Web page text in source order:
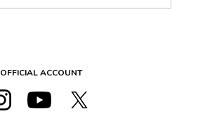
OFFICIAL ACCOUNT